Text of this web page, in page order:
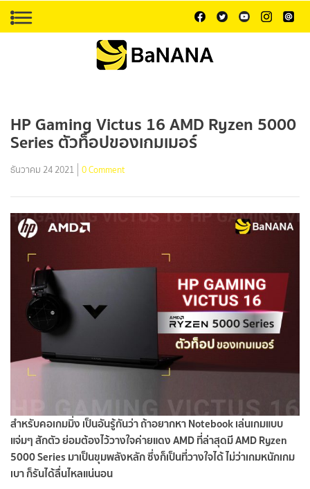
HP Gaming Victus 16 AMD Ryzen 5000
Series ตัวท็อปของเกมเมอร์
ธันวาคม 24 2021 0 Comment
สำหรับคอเกมมิ่ง เป็นอันรู้กันว่า ถ้าอยากหา Notebook เล่นเกมแบบ
แจ่มๆ สักตัว ย่อมต้องไว้วางใจค่ายแดง AMD ที่ล่าสุดมี AMD Ryzen
5000 Series มาเป็นขุมพลังหลัก ซึ่งก็เป็นที่วางใจได้ ไม่ว่าเกมหนักเกม
เบา ก็รันได้ลื่นไหลแน่นอน